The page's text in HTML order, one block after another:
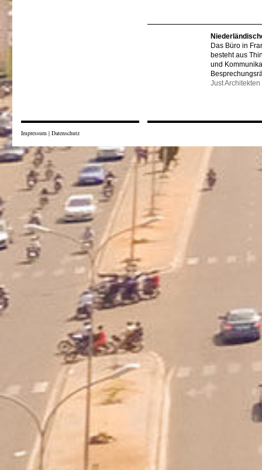
Das Büro in
besteht aus
und
Just Architekten
Impressum | Datenschutz